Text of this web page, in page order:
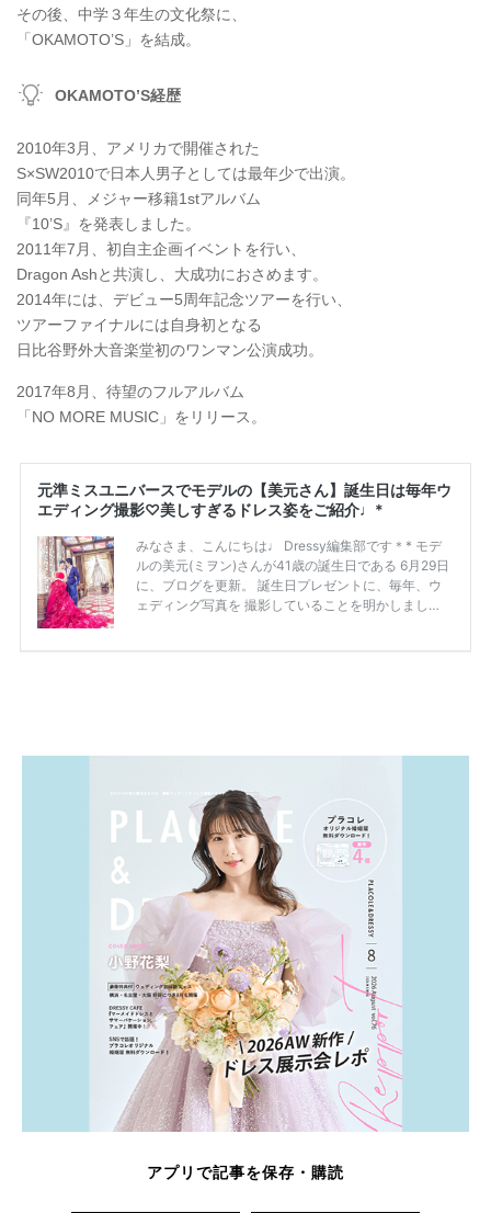
その後、中学３年生の文化祭に、
「OKAMOTO’S」を結成。
OKAMOTO’S経歴
2010年3月、アメリカで開催された
S×SW2010で日本人男子としては最年少で出演。
同年5月、メジャー移籍1stアルバム
『10’S』を発表しました。
2011年7月、初自主企画イベントを行い、
Dragon Ashと共演し、大成功におさめます。
2014年には、デビュー5周年記念ツアーを行い、
ツアーファイナルには自身初となる
日比谷野外大音楽堂初のワンマン公演成功。
2017年8月、待望のフルアルバム
「NO MORE MUSIC」をリリース。
アプリで記事を保存・購読